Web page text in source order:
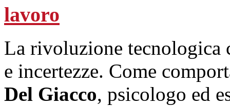
lavoro
La rivoluzione tecnologica
e incertezze. Come
Del Giacco, psicologo ed